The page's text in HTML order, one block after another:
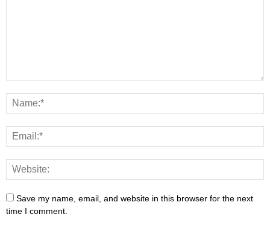
Save my name, email, and website in this browser for the next
time I comment.